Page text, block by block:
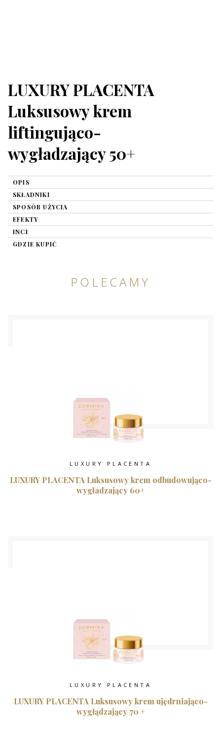
LUXURY PLACENTA
Luksusowy krem
liftingująco-
wygładzający 50+
OPIS
SKŁADNIKI
SPOSÓB UŻYCIA
EFEKTY
INCI
GDZIE KUPIĆ
POLECAMY
LUXURY PLACENTA
LUXURY PLACENTA Luksusowy krem odbudowująco-
wygładzający 60+
LUXURY PLACENTA
LUXURY PLACENTA Luksusowy krem ujędrniająco-
wygłądzający 70 +